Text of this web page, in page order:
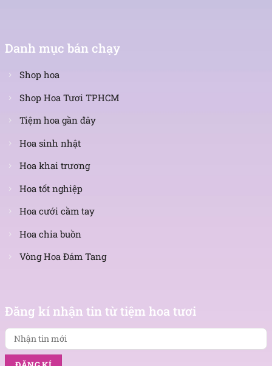
Danh mục bán chạy
Shop hoa
Shop Hoa Tươi TPHCM
Tiệm hoa gần đây
Hoa sinh nhật
Hoa khai trương
Hoa tốt nghiệp
Hoa cưới cầm tay
Hoa chia buồn
Vòng Hoa Đám Tang
Đăng kí nhận tin từ tiệm hoa tươi
tin
mới